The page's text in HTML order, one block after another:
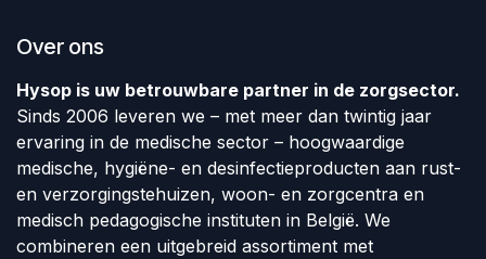
Over ons
Hysop is uw betrouwbare partner in de zorgsector.
Sinds 2006 leveren we – met meer dan twintig jaar
ervaring in de medische sector – hoogwaardige
medische, hygiëne- en desinfectieproducten aan rust-
en verzorgingstehuizen, woon- en zorgcentra en
medisch pedagogische instituten in België. We
combineren een uitgebreid assortiment met